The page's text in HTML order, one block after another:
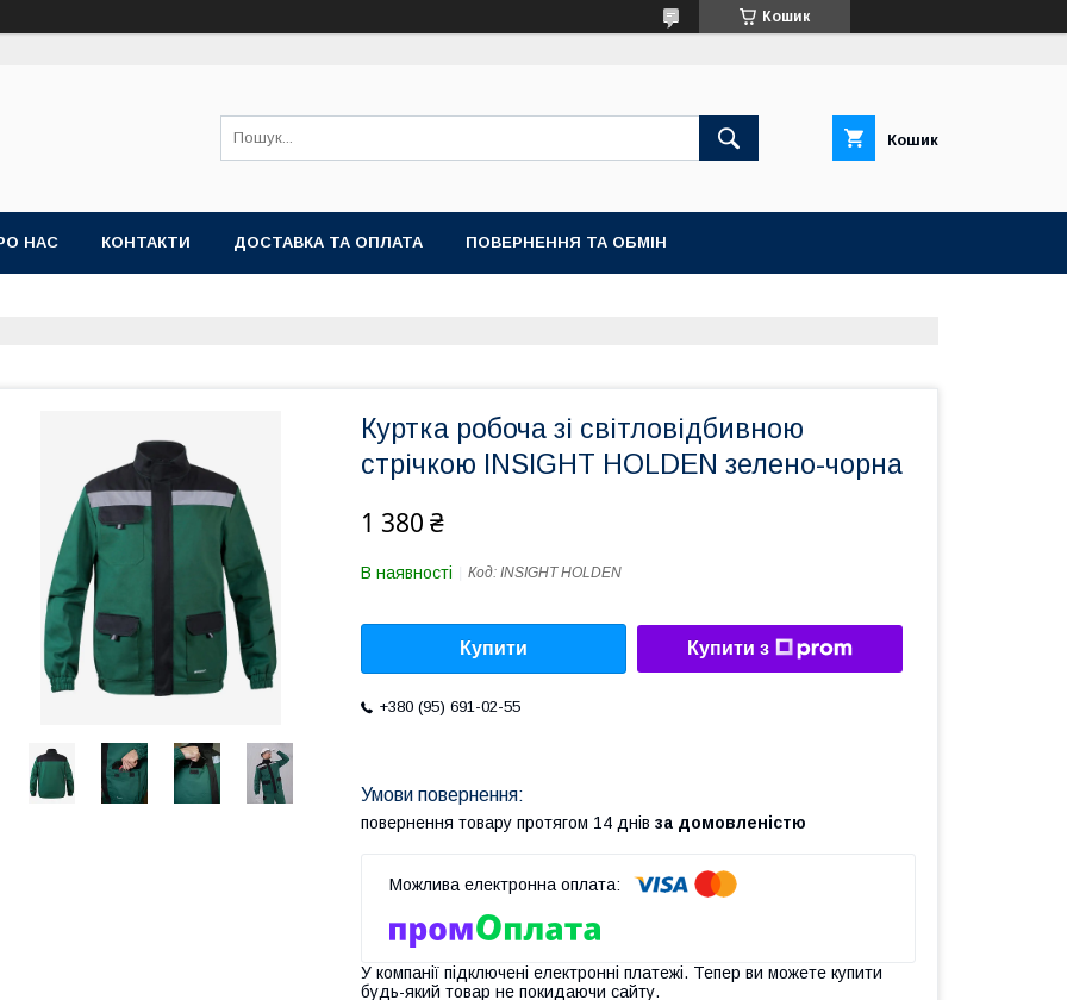
Кошик
Кошик
НАС КОНТАКТИ ДОСТАВКА ТА ОПЛАТА ПОВЕРНЕННЯ ТА ОБМІН
Куртка робоча зі світловідбивною
стрічкою INSIGHT HOLDEN зелено-чорна
1 380 ₴
В наявності Код: INSIGHT HOLDEN
Купити Купити з
+380 (95) 691-02-55
повернення товару протягом 14 днів за домовленістю
У компанії підключені електронні платежі. Тепер ви можете купити
будь-який товар не покидаючи сайту.